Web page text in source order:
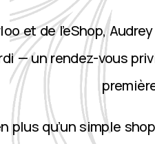
et de l’eShop,
— un rendez-vous
plus qu’un simple